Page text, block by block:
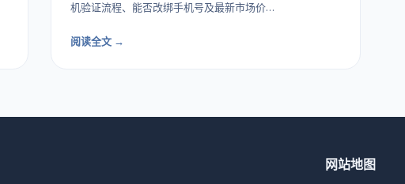
机验证流程、能否改绑手机号及最新市场价…
阅读全文 →
网站地图